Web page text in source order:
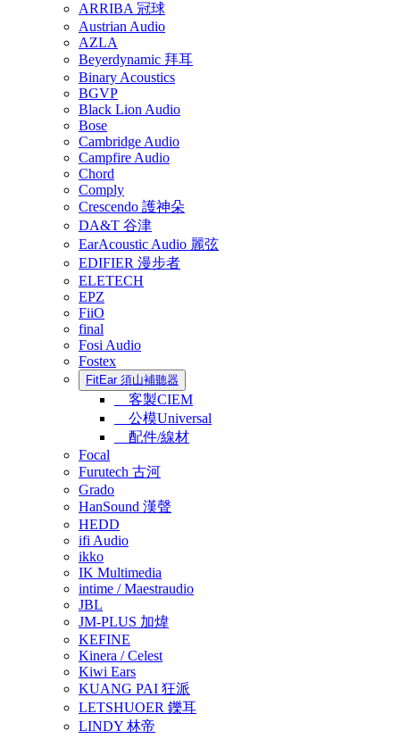
ARRIBA 冠球
Austrian Audio
AZLA
Beyerdynamic 拜耳
Binary Acoustics
BGVP
Black Lion Audio
Bose
Cambridge Audio
Campfire Audio
Chord
Comply
Crescendo 護神朵
DA&T 谷津
EarAcoustic Audio 麗弦
EDIFIER 漫步者
ELETECH
EPZ
FiiO
final
Fosi Audio
Fostex
FitEar 須山補聽器
客製CIEM
公模Universal
配件/線材
Focal
Furutech 古河
Grado
HanSound 漢聲
HEDD
ifi Audio
ikko
IK Multimedia
intime / Maestraudio
JBL
JM-PLUS 加煒
KEFINE
Kinera / Celest
Kiwi Ears
KUANG PAI 狂派
LETSHUOER 鑠耳
LINDY 林帝